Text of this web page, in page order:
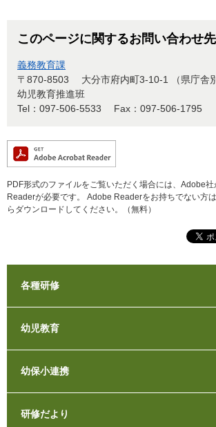
このページに関するお問い合わせ先
義務教育課
〒870-8503
大分市府内町3-10-1 （県庁舎
幼児教育推進班
Tel：097-506-5533
Fax：097-506-1795
PDF形式のファイルをご覧いただく場合には、Adobe
Readerが必要です。
Adobe Readerをお持ちでない方
らダウンロードしてください。（無料）
各種研修
幼児教育
幼保小連携
研修だより